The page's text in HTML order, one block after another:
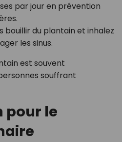
par jour en prévention
bouillir du plantain et inhalez
les sinus.
est souvent
souffrant
pour le